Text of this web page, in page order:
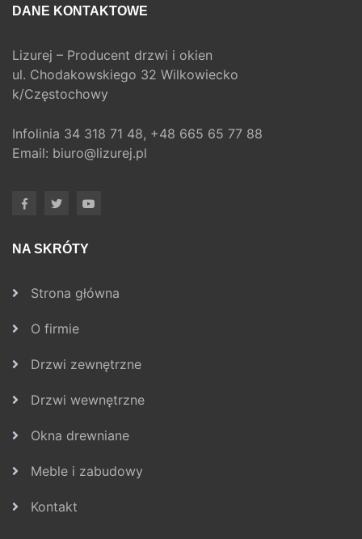
DANE KONTAKTOWE
Lizurej – Producent drzwi i okien
ul. Chodakowskiego 32 Wilkowiecko
k/Częstochowy
Infolinia 34 318 71 48, +48 665 65 77 88
Email: biuro@lizurej.pl
NA SKRÓTY
Strona główna
O firmie
Drzwi zewnętrzne
Drzwi wewnętrzne
Okna drewniane
Meble i zabudowy
Kontakt